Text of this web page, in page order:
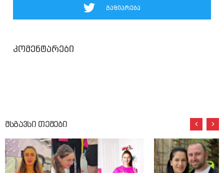
გაზიარება
კომენტარები
მსგავსი თემები